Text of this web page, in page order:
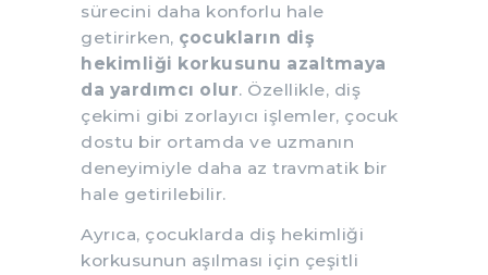
sürecini daha konforlu hale
getirirken, çocukların diş
hekimliği korkusunu azaltmaya
da yardımcı olur. Özellikle, diş
çekimi gibi zorlayıcı işlemler, çocuk
dostu bir ortamda ve uzmanın
deneyimiyle daha az travmatik bir
hale getirilebilir.
Ayrıca, çocuklarda diş hekimliği
korkusunun aşılması için çeşitli